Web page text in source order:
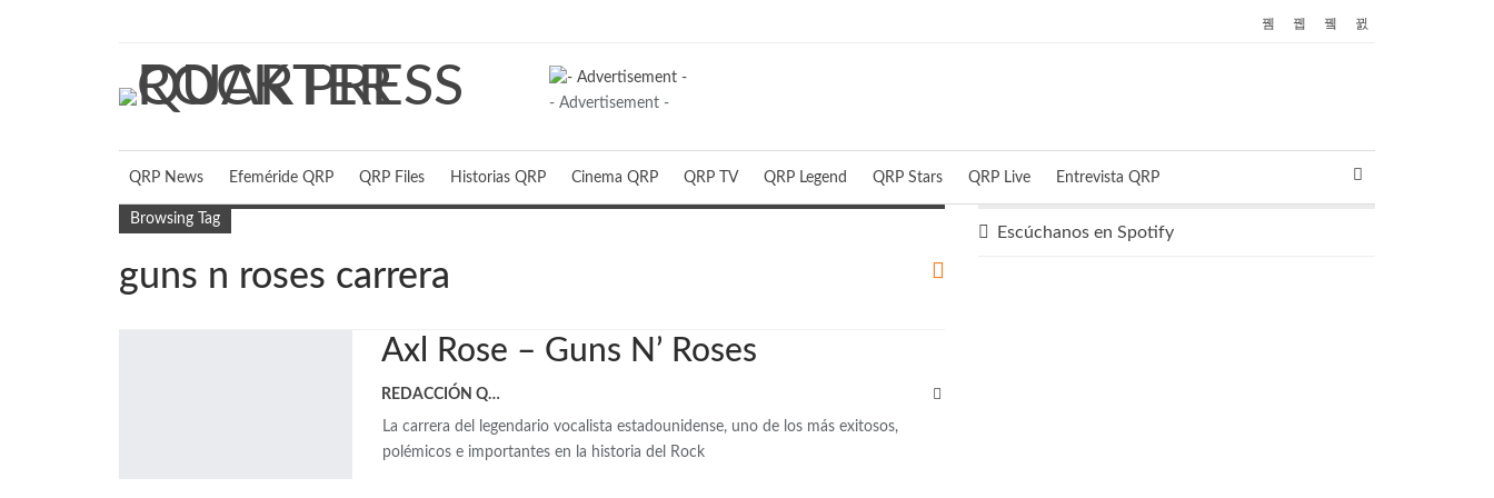
- Advertisement -
QRP News Efeméride QRP QRP Files Historias QRP Cinema QRP QRP TV QRP Legend QRP Stars QRP Live Entrevista QRP
Browsing Tag
guns n roses carrera
Axl Rose – Guns N’ Roses
REDACCIÓN QRP
La carrera del legendario vocalista estadounidense, uno de los más exitosos,
polémicos e importantes en la historia del Rock
Escúchanos en Spotify